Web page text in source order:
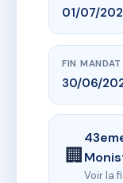
01/07/
FIN MANDAT
30/06/
🏢
Voir la